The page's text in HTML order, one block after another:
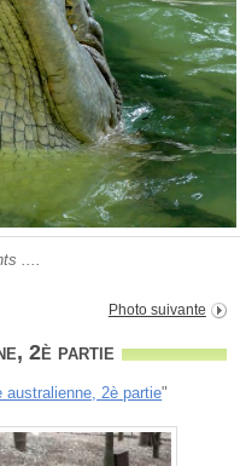
....
Photo suivante
2è partie
australienne, 2è partie"